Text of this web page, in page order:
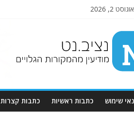
2, 2026
שימוש כתבות ראשיות כתבות קצרות